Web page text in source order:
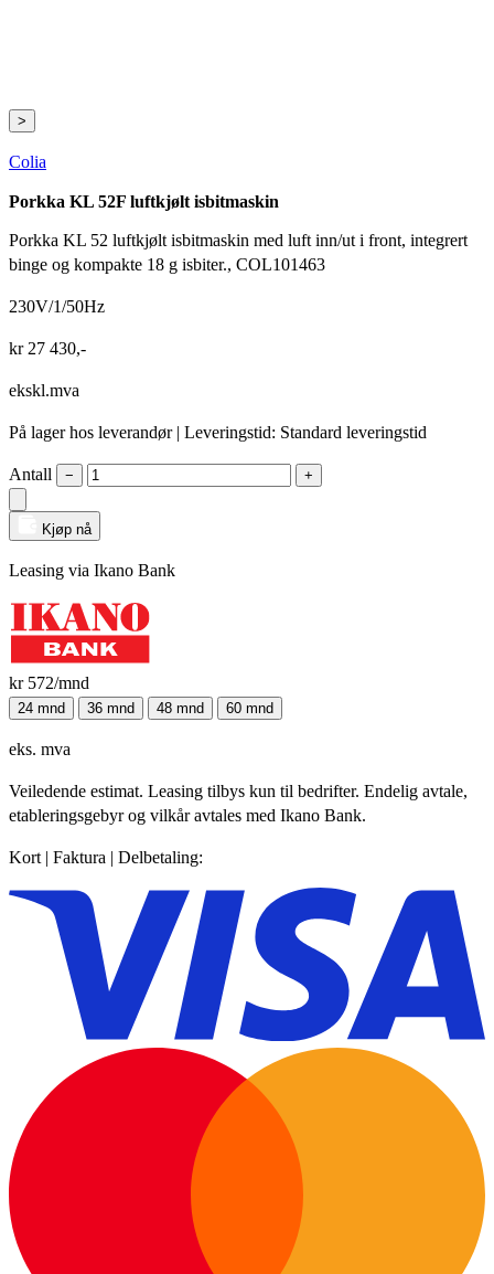
>
Colia
Porkka KL 52F luftkjølt isbitmaskin
Porkka KL 52 luftkjølt isbitmaskin med luft inn/ut i front, integrert
binge og kompakte 18 g isbiter., COL101463
230V/1/50Hz
kr27 430,-
ekskl.mva
På lager hos leverandør | Leveringstid: Standard leveringstid
Antall − +
Kjøp nå
Leasing via Ikano Bank
kr 572/mnd
24 mnd 36 mnd 48 mnd 60 mnd
eks. mva
Veiledende estimat. Leasing tilbys kun til bedrifter. Endelig avtale,
etableringsgebyr og vilkår avtales med Ikano Bank.
Kort | Faktura | Delbetaling: